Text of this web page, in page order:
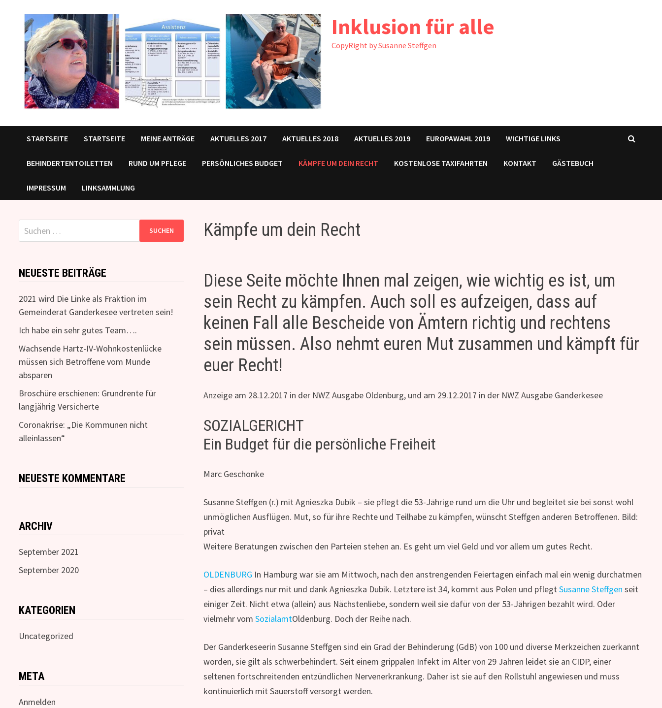
Inklusion für alle
CopyRight by Susanne Steffgen
STARTSEITE STARTSEITE MEINE ANTRÄGE AKTUELLES 2017 AKTUELLES 2018 AKTUELLES 2019 EUROPAWAHL 2019 WICHTIGE LINKS
BEHINDERTENTOILETTEN RUND UM PFLEGE PERSÖNLICHES BUDGET KÄMPFE UM DEIN RECHT KOSTENLOSE TAXIFAHRTEN KONTAKT GÄSTEBUCH
IMPRESSUM LINKSAMMLUNG
Kämpfe um dein Recht
Diese Seite möchte Ihnen mal zeigen, wie wichtig es ist, um
sein Recht zu kämpfen. Auch soll es aufzeigen, dass auf
keinen Fall alle Bescheide von Ämtern richtig und rechtens
sein müssen. Also nehmt euren Mut zusammen und kämpft für
euer Recht!
Anzeige am 28.12.2017 in der NWZ Ausgabe Oldenburg, und am 29.12.2017 in der NWZ Ausgabe Ganderkesee
SOZIALGERICHT
Ein Budget für die persönliche Freiheit
Marc Geschonke
Susanne Steffgen (r.) mit Agnieszka Dubik – sie pflegt die 53-Jährige rund um die Uhr und begleitet sie bei sonst wohl
unmöglichen Ausflügen. Mut, so für ihre Rechte und Teilhabe zu kämpfen, wünscht Steffgen anderen Betroffenen. Bild:
privat
Weitere Beratungen zwischen den Parteien stehen an. Es geht um viel Geld und vor allem um gutes Recht.
OLDENBURG In Hamburg war sie am Mittwoch, nach den anstrengenden Feiertagen einfach mal ein wenig durchatmen
– dies allerdings nur mit und dank Agnieszka Dubik. Letztere ist 34, kommt aus Polen und pflegtSusanne Steffgen seit
einiger Zeit. Nicht etwa (allein) aus Nächstenliebe, sondern weil sie dafür von der 53-Jährigen bezahlt wird. Oder
vielmehr vomSozialamtOldenburg. Doch der Reihe nach.
Der Ganderkeseerin Susanne Steffgen sind ein Grad der Behinderung (GdB) von 100 und diverse Merkzeichen zuerkannt
worden, sie gilt als schwerbehindert. Seit einem grippalen Infekt im Alter von 29 Jahren leidet sie an CIDP, einer
seltenen fortschreitenden entzündlichen Nervenerkrankung. Daher ist sie auf den Rollstuhl angewiesen und muss
kontinuierlich mit Sauerstoff versorgt werden.
Suchen
nach:
NEUESTE BEITRÄGE
2021 wird Die Linke als Fraktion im
Gemeinderat Ganderkesee vertreten sein!
Ich habe ein sehr gutes Team….
Wachsende Hartz-IV-Wohnkostenlücke
müssen sich Betroffene vom Munde
absparen
Broschüre erschienen: Grundrente für
langjährig Versicherte
Coronakrise: „Die Kommunen nicht
alleinlassen“
NEUESTE KOMMENTARE
ARCHIV
September 2021
September 2020
KATEGORIEN
Uncategorized
META
Anmelden